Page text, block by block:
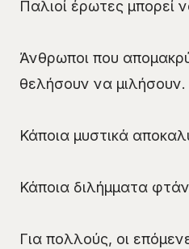
Παλιοί έρωτες μπορεί
Άνθρωποι που
θελήσουν να μιλήσουν.
Κάποια μυστικά
Κάποια διλήμματα
Για πολλούς, οι